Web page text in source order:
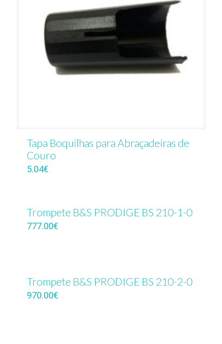
Tapa Boquilhas para Abraçadeiras de
Couro
5.04€
Trompete B&S PRODIGE BS 210-1-0
777.00€
Trompete B&S PRODIGE BS 210-2-0
970.00€